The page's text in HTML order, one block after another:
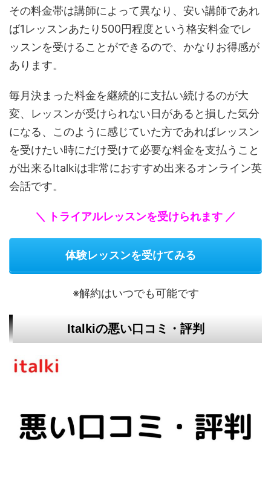
その料金帯は講師によって異なり、安い講師であれ
ば1レッスンあたり500円程度という格安料金でレ
ッスンを受けることができるので、かなりお得感が
あります。
毎月決まった料金を継続的に支払い続けるのが大
変、レッスンが受けられない日があると損した気分
になる、このように感じていた方であればレッスン
を受けたい時にだけ受けて必要な料金を支払うこと
が出来るItalkiは非常におすすめ出来るオンライン英
会話です。
＼ トライアルレッスンを受けられます ／
体験レッスンを受けてみる
※解約はいつでも可能です
Italkiの悪い口コミ・評判